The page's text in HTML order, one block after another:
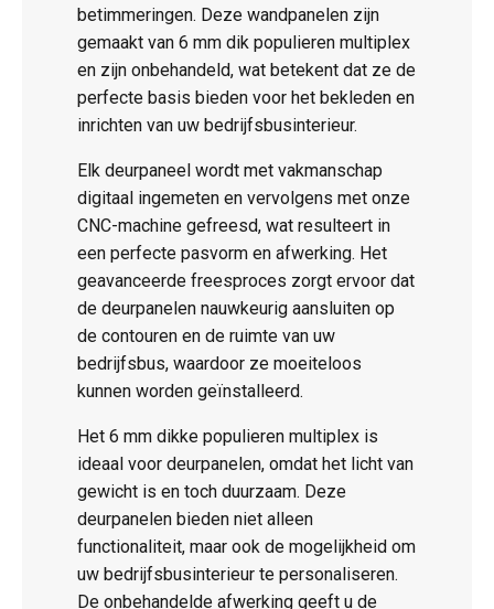
betimmeringen. Deze wandpanelen zijn
gemaakt van 6 mm dik populieren multiplex
en zijn onbehandeld, wat betekent dat ze de
perfecte basis bieden voor het bekleden en
inrichten van uw bedrijfsbusinterieur.
Elk deurpaneel wordt met vakmanschap
digitaal ingemeten en vervolgens met onze
CNC-machine gefreesd, wat resulteert in
een perfecte pasvorm en afwerking. Het
geavanceerde freesproces zorgt ervoor dat
de deurpanelen nauwkeurig aansluiten op
de contouren en de ruimte van uw
bedrijfsbus, waardoor ze moeiteloos
kunnen worden geïnstalleerd.
Het 6 mm dikke populieren multiplex is
ideaal voor deurpanelen, omdat het licht van
gewicht is en toch duurzaam. Deze
deurpanelen bieden niet alleen
functionaliteit, maar ook de mogelijkheid om
uw bedrijfsbusinterieur te personaliseren.
De onbehandelde afwerking geeft u de